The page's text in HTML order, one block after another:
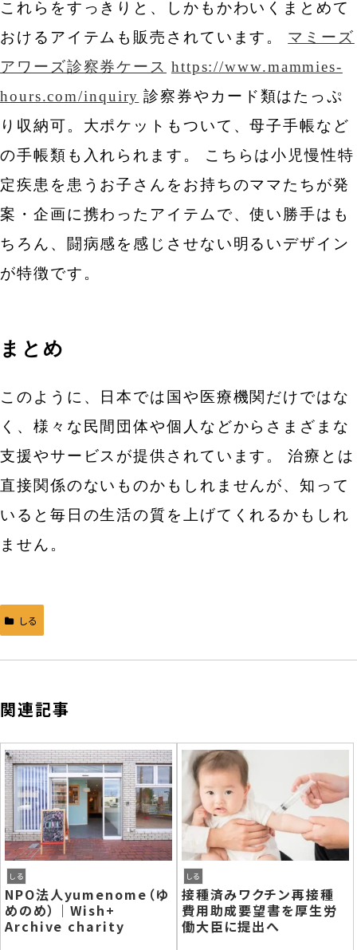
これらをすっきりと、しかもかわいくまとめて
おけるアイテムも販売されています。
マミーズ
アワーズ診察券ケース https://www.mammies-
hours.com/inquiry 診察券やカード類はたっぷ
り収納可。大ポケットもついて、母子手帳など
の手帳類も入れられます。
こちらは小児慢性特
定疾患を患うお子さんをお持ちのママたちが発
案・企画に携わったアイテムで、使い勝手はも
ちろん、闘病感を感じさせない明るいデザイン
が特徴です。
まとめ
このように、日本では国や医療機関だけではな
く、様々な民間団体や個人などからさまざまな
支援やサービスが提供されています。
治療とは
直接関係のないものかもしれませんが、知って
いると毎日の生活の質を上げてくれるかもしれ
ません。
しる
関連記事
しる
NPO法人yumenome（ゆ
めのめ）｜Wish+
Archive charity
しる
接種済みワクチン再接種
費用助成要望書を厚生労
働大臣に提出へ